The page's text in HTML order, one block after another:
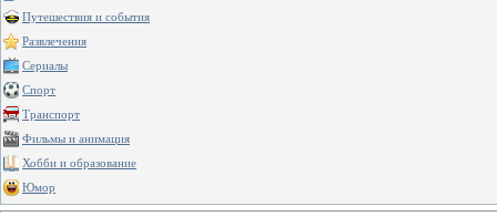
Путешествия и события
Развлечения
Сериалы
Спорт
Транспорт
Фильмы и анимация
Хобби и образование
Юмор